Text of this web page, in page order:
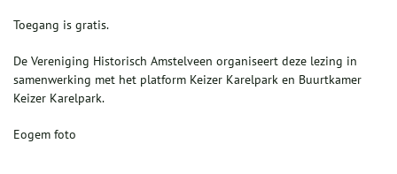
Toegang is gratis.
De Vereniging Historisch Amstelveen organiseert deze lezing in
samenwerking met het platform Keizer Karelpark en Buurtkamer
Keizer Karelpark.
Eogem foto